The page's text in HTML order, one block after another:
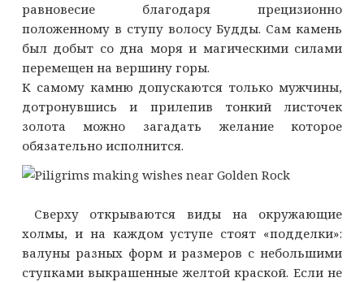
равновесие благодаря прецизионно
положенному в ступу волосу Будды. Сам камень
был добыт со дна моря и магическими силами
перемещен на вершину горы.
К самому камню допускаются только мужчины,
дотронувшись и прилепив тонкий листочек
золота можно загадать желание которое
обязательно исполнится.
Сверху открываются виды на окружающие
холмы, и на каждом уступе стоят «подделки»:
валуны разных форм и размеров с небольшими
ступками выкрашенные желтой краской. Если не